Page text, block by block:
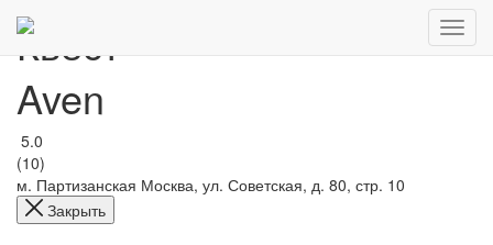
Квест
Aven
5.0
(10)
м. Партизанская Москва, ул. Советская, д. 80, стр. 10
Закрыть